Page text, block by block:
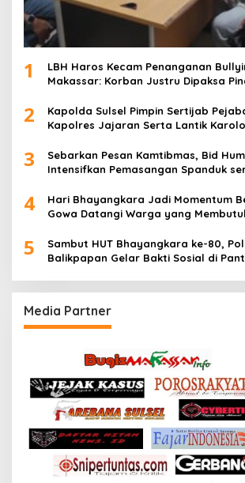
1
LBH Haros Kecam Penanganan
Makassar: Korban Justru Dipaksa
2
Kapolda Sulsel Pimpin Sertijab
Kapolres Jajaran Serta Lantik
3
Sebarkan Pesan Kamtibmas, Bid
Intensifkan Pemasangan Spanduk
4
Hari Bhayangkara Jadi Momentum
Gowa Datangi Warga yang
5
Sambut HUT Bhayangkara ke-80,
Balikpapan Gelar Bakti Sosial di
Media Partner